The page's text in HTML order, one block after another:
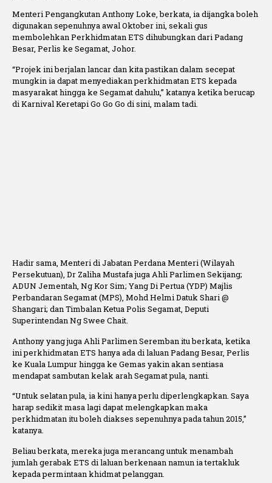
Menteri Pengangkutan Anthony Loke, berkata, ia dijangka boleh
digunakan sepenuhnya awal Oktober ini, sekali gus
membolehkan Perkhidmatan ETS dihubungkan dari Padang
Besar, Perlis ke Segamat, Johor.
“Projek ini berjalan lancar dan kita pastikan dalam secepat
mungkin ia dapat menyediakan perkhidmatan ETS kepada
masyarakat hingga ke Segamat dahulu,” katanya ketika berucap
di Karnival Keretapi Go Go Go di sini, malam tadi.
Hadir sama, Menteri di Jabatan Perdana Menteri (Wilayah
Persekutuan), Dr Zaliha Mustafa juga Ahli Parlimen Sekijang;
ADUN Jementah, Ng Kor Sim; Yang Di Pertua (YDP) Majlis
Perbandaran Segamat (MPS), Mohd Helmi Datuk Shari @
Shangari; dan Timbalan Ketua Polis Segamat, Deputi
Superintendan Ng Swee Chait.
Anthony yang juga Ahli Parlimen Seremban itu berkata, ketika
ini perkhidmatan ETS hanya ada di laluan Padang Besar, Perlis
ke Kuala Lumpur hingga ke Gemas yakin akan sentiasa
mendapat sambutan kelak arah Segamat pula, nanti.
“Untuk selatan pula, ia kini hanya perlu diperlengkapkan. Saya
harap sedikit masa lagi dapat melengkapkan maka
perkhidmatan itu boleh diakses sepenuhnya pada tahun 2015,”
katanya.
Beliau berkata, mereka juga merancang untuk menambah
jumlah gerabak ETS di laluan berkenaan namun ia tertakluk
kepada permintaan khidmat pelanggan.